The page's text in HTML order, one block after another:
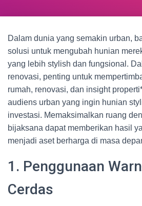
Dalam dunia yang semakin urban,
solusi untuk mengubah hunian
yang lebih stylish dan fungsional.
renovasi, penting untuk
rumah, renovasi, dan insight
audiens urban yang ingin hunian
investasi. Memaksimalkan ruang
bijaksana dapat memberikan hasil
menjadi aset berharga di masa
1. Penggunaan
Cerdas